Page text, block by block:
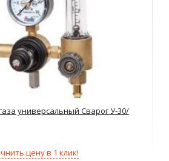
универсальный Сварог У-30/
цену в 1 клик!